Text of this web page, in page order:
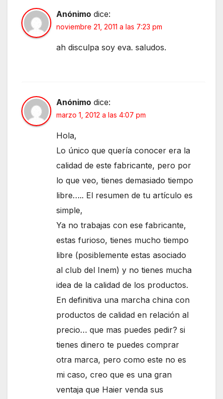
Anónimo dice:
noviembre 21, 2011 a las 7:23 pm
ah disculpa soy eva. saludos.
Anónimo dice:
marzo 1, 2012 a las 4:07 pm
Hola,
Lo único que quería conocer era la
calidad de este fabricante, pero por
lo que veo, tienes demasiado tiempo
libre….. El resumen de tu artículo es
simple,
Ya no trabajas con ese fabricante,
estas furioso, tienes mucho tiempo
libre (posiblemente estas asociado
al club del Inem) y no tienes mucha
idea de la calidad de los productos.
En definitiva una marcha china con
productos de calidad en relación al
precio… que mas puedes pedir? si
tienes dinero te puedes comprar
otra marca, pero como este no es
mi caso, creo que es una gran
ventaja que Haier venda sus